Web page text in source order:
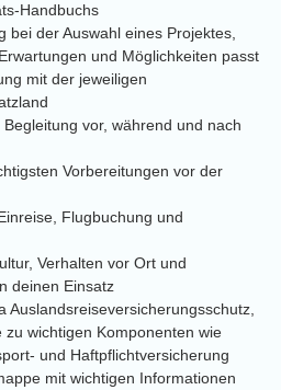
Handbuchs
der Auswahl eines Projektes,
und Möglichkeiten passt
mit der jeweiligen
vor, während und nach
Vorbereitungen vor der
Flugbuchung und
Verhalten vor Ort und
deinen Einsatz
wichtigen Komponenten wie
und Haftpflichtversicherung
mit wichtigen Informationen